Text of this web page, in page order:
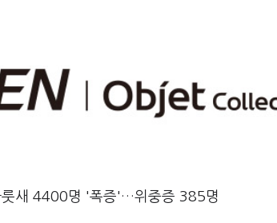
룻새 4400명 '폭증'…위중증 385명